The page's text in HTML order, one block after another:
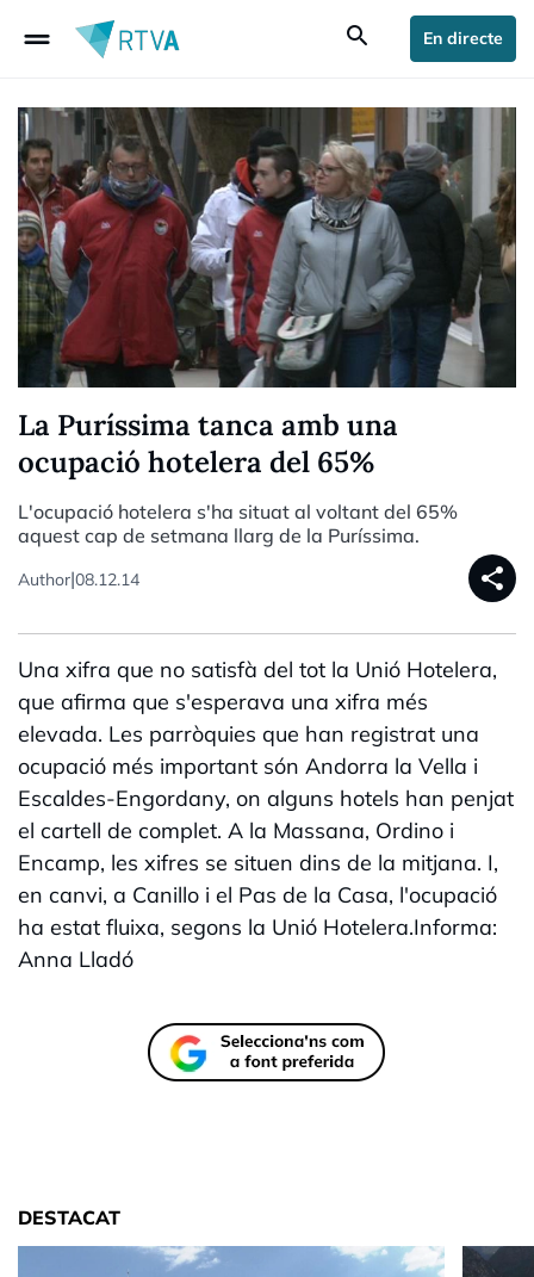
drag_handle search En directe
La Puríssima tanca amb una
ocupació hotelera del 65%
L'ocupació hotelera s'ha situat al voltant del 65%
aquest cap de setmana llarg de la Puríssima.
Author|08.12.14 share
Una xifra que no satisfà del tot la Unió Hotelera,
que afirma que s'esperava una xifra més
elevada. Les parròquies que han registrat una
ocupació més important són Andorra la Vella i
Escaldes-Engordany, on alguns hotels han penjat
el cartell de complet. A la Massana, Ordino i
Encamp, les xifres se situen dins de la mitjana. I,
en canvi, a Canillo i el Pas de la Casa, l'ocupació
ha estat fluixa, segons la Unió Hotelera.Informa:
Anna Lladó
DESTACAT